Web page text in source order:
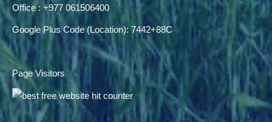
Office : +977 061506400
Google Plus Code (Location): 7442+88C
Page Visitors